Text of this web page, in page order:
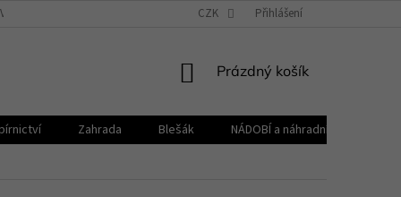
VŠEOBECNÉ OBCHODNÍ PODMÍNKY REKLAMAČNÍ ŘÁD
CZK Přihlášení
NÁKUPNÍ
Prázdný košík
Zahrada Blešák
NÁDOBÍ a náhradní díly KELOmat